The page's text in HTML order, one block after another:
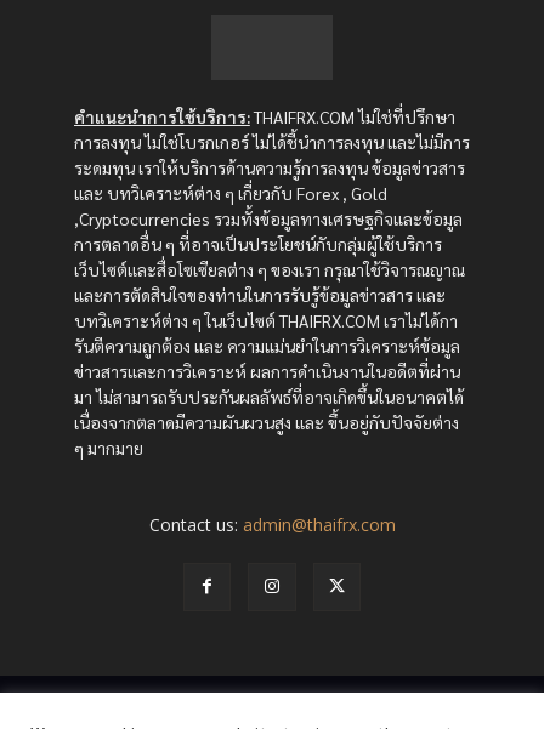
คำแนะนำการใช้บริการ:THAIFRX.COM ไม่ใช่ที่ปรึกษา
การลงทุน ไม่ใช่โบรกเกอร์ ไม่ได้ชี้นำการลงทุน และไม่มีการ
ระดมทุน เราให้บริการด้านความรู้การลงทุน ข้อมูลข่าวสาร
และ บทวิเคราะห์ต่าง ๆ เกี่ยวกับ Forex , Gold
,Cryptocurrencies รวมทั้งข้อมูลทางเศรษฐกิจและข้อมูล
การตลาดอื่น ๆ ที่อาจเป็นประโยชน์กับกลุ่มผู้ใช้บริการ
เว็บไซต์และสื่อโซเซียลต่าง ๆ ของเรา กรุณาใช้วิจารณญาณ
และการตัดสินใจของท่านในการรับรู้ข้อมูลข่าวสาร และ
บทวิเคราะห์ต่าง ๆ ในเว็บไซต์ THAIFRX.COM เราไม่ได้กา
รันตีความถูกต้อง และ ความแม่นยำในการวิเคราะห์ข้อมูล
ข่าวสารและการวิเคราะห์ ผลการดำเนินงานในอดีตที่ผ่าน
มา ไม่สามารถรับประกันผลลัพธ์ที่อาจเกิดขึ้นในอนาคตได้
เนื่องจากตลาดมีความผันผวนสูง และ ขึ้นอยู่กับปัจจัยต่าง
ๆ มากมาย
Contact us: admin@thaifrx.com